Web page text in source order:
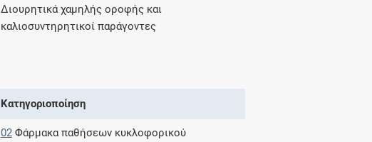
Διουρητικά χαμηλής οροφής και
καλιοσυντηρητικοί παράγοντες
Κατηγοριοποίηση
02Φάρμακα παθήσεων κυκλοφορικού